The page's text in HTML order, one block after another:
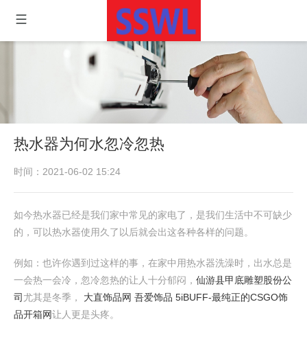
热水器为何水忽冷忽热
时间：2021-06-02 15:24
如今热水器已经是我们家中常见的家电了，是我们生活中不可缺少
的，可以热水器使用久了以后就会出这各种各样的问题。
例如：也许你遇到过这样的事，在家中用热水器洗澡时，出水总是
一会热一会冷，忽冷忽热的让人十分郁闷， 仙游县甲底雕塑股份公
司 尤其是冬季， 大直饰品网 吾爱饰品 5iBUFF-最纯正的CSGO饰
品开箱网让人更是头疼。